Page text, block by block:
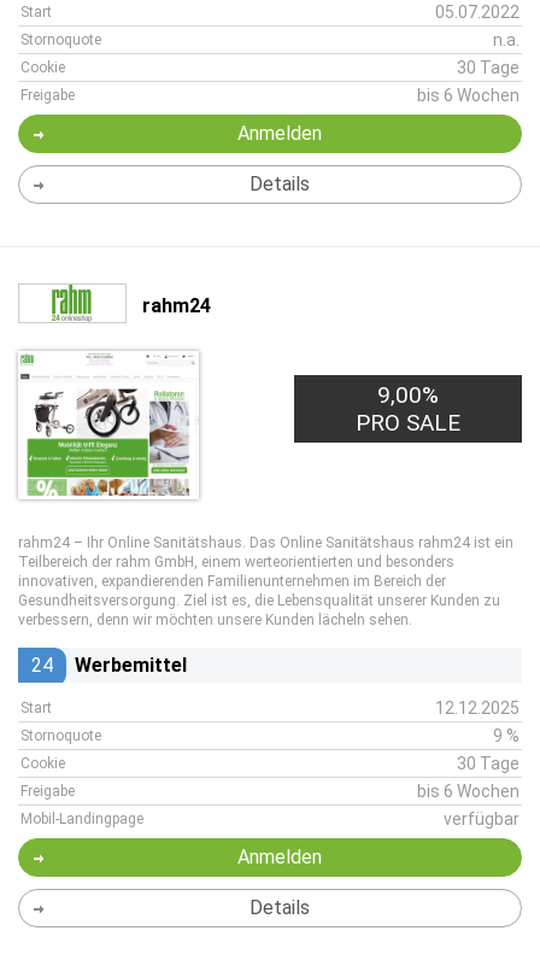
Start 05.07.2022
Stornoquote n.a.
Cookie 30 Tage
Freigabe bis 6 Wochen
Anmelden
Details
rahm24
9,00%
PRO SALE
rahm24 – Ihr Online Sanitätshaus. Das Online Sanitätshaus rahm24 ist ein
Teilbereich der rahm GmbH, einem werteorientierten und besonders
innovativen, expandierenden Familienunternehmen im Bereich der
Gesundheitsversorgung. Ziel ist es, die Lebensqualität unserer Kunden zu
verbessern, denn wir möchten unsere Kunden lächeln sehen.
24 Werbemittel
Start 12.12.2025
Stornoquote 9 %
Cookie 30 Tage
Freigabe bis 6 Wochen
Mobil-Landingpage verfügbar
Anmelden
Details